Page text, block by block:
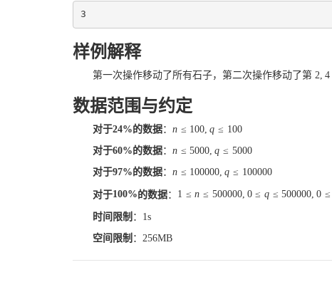
样例解释
第一次操作移动了所有石子，第二次操作移动了第 2 4
数据范围与约定
对于24%的数据： n ≤ 100 q ≤ 100
对于60%的数据： n ≤ 5000 q ≤ 5000
对于97%的数据： n ≤ 100000 q ≤ 100000
对于100%的数据： 1 ≤ n ≤ 500000, 0 ≤ q ≤ 500000, 0 ≤
时间限制 ： 1s
空间限制 ： 256MB